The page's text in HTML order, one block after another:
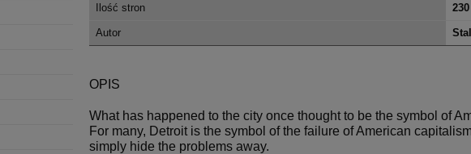
Ilość stron 230
Autor
OPIS
What has happened to the city once thought to be the symbol of
For many, Detroit is the symbol of the failure of American
simply hide the problems away.